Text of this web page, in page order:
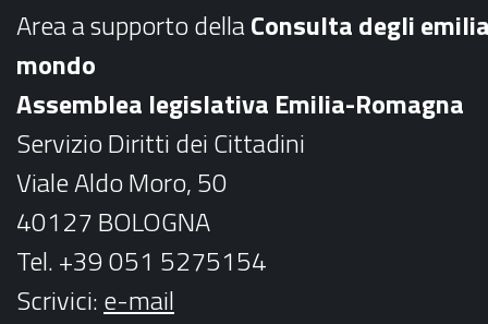
o
k
r
a
m
Area a supporto dellaConsulta degli
mondo
Assemblea legislativa Emilia-Romagna
Servizio Diritti dei Cittadini
Viale Aldo Moro, 50
40127 BOLOGNA
Tel. +39 051 5275154
Scrivici:e-mail